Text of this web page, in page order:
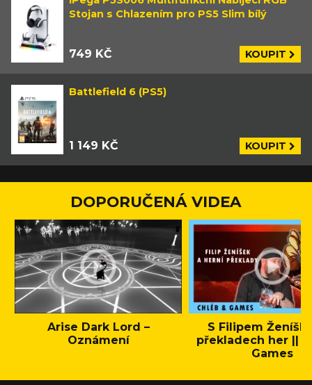
Stojan s Chlazením pro PS5 Slim bílý
749 KČ KOUPIT
Battlefield 6 (PS5)
1 149 KČ KOUPIT
DOPORUČENÁ VIDEA
Arise Dark Lord –
Oznámení
S Filipem
překladech her ||
Games